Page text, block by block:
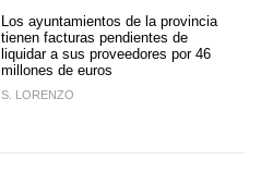
Los ayuntamientos de la provincia
tienen facturas pendientes de
liquidar a sus proveedores por 46
millones de euros
S. LORENZO